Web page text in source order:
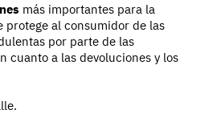
más importantes para la
protege al consumidor de las
por parte de las
cuanto a las devoluciones y los